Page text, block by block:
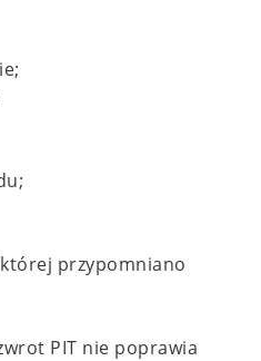
przypomniano
PIT nie poprawia